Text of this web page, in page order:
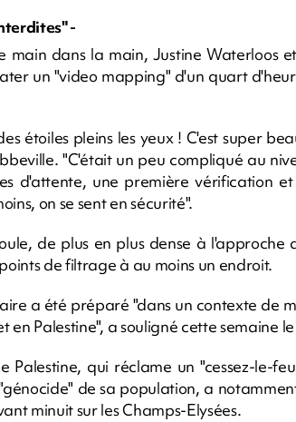
-
main dans la main, Justine Waterloos
un "video mapping" d'un quart
étoiles pleins les yeux ! C'est super
"C'était un peu compliqué au
d'attente, une première vérification
on se sent en sécurité".
de plus en plus dense à l'approche
de filtrage à au moins un endroit.
a été préparé "dans un contexte de
en Palestine", a souligné cette semaine
Palestine, qui réclame un "cessez-le-
de sa population, a
minuit sur les Champs-Elysées.